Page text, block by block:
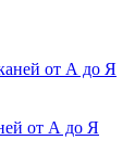
от А до Я